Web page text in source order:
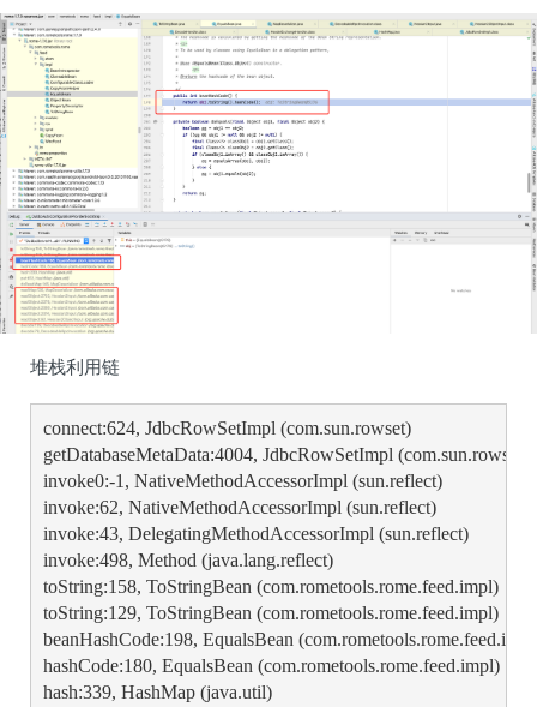
堆栈利用链
connect:624, JdbcRowSetImpl (com.sun.rowset)
getDatabaseMetaData:4004, JdbcRowSetImpl (com.sun.rowset)
invoke0:-1, NativeMethodAccessorImpl (sun.reflect)
invoke:62, NativeMethodAccessorImpl (sun.reflect)
invoke:43, DelegatingMethodAccessorImpl (sun.reflect)
invoke:498, Method (java.lang.reflect)
toString:158, ToStringBean (com.rometools.rome.feed.impl)
toString:129, ToStringBean (com.rometools.rome.feed.impl)
beanHashCode:198, EqualsBean
hashCode:180, EqualsBean (com.rometools.rome.feed.impl)
hash:339, HashMap (java.util)